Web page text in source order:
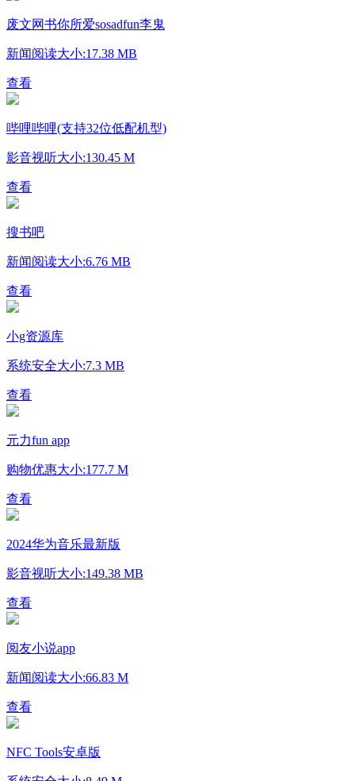
废文网书你所爱sosadfun李鬼
新闻阅读大小:17.38 MB
查看
哔哩哔哩(支持32位低配机型)
影音视听大小:130.45 M
查看
搜书吧
新闻阅读大小:6.76 MB
查看
小g资源库
系统安全大小:7.3 MB
查看
元力fun app
购物优惠大小:177.7 M
查看
2024华为音乐最新版
影音视听大小:149.38 MB
查看
阅友小说app
新闻阅读大小:66.83 M
查看
NFC Tools安卓版